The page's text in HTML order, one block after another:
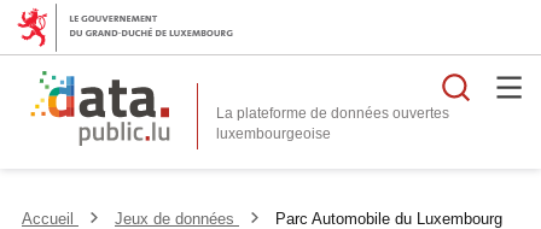
La plateforme de données ouvertes
Accueil Jeux de données Parc Automobile du Luxembourg